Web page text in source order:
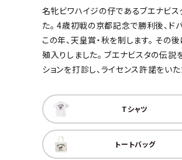
キャンベル料理長
名牝ビワハイジの仔であるブエナビ
た。 4歳初戦の京都記念で勝利後、ド
この年、天皇賞・秋を制します。 そ
殖入りしました。 ブエナビスタの伝
ションを打診し、ライセンス許諾をい
Tシャツ
トートバッグ